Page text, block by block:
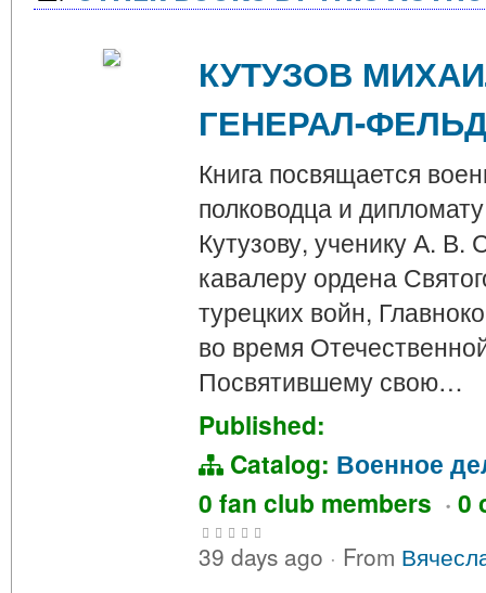
КУТУЗОВ
ГЕНЕРАЛ-
Книга посвящается
полководца и
Кутузову, ученику А.
кавалеру ордена
турецких войн,
во время
Посвятившему свою…
Published:
Catalog: Военное
0 fan club members · 0
39 days ago · From